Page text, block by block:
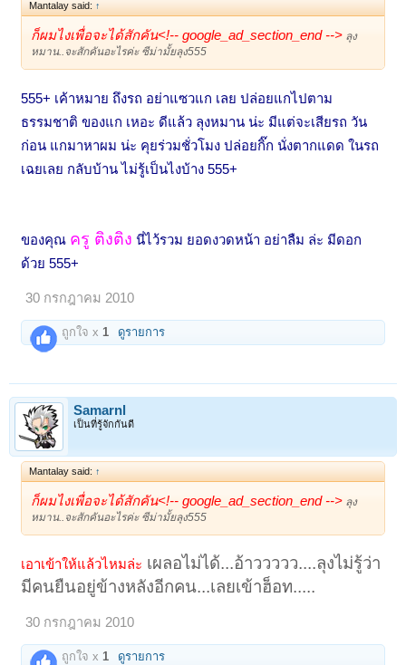
Mantalay said: ↑
ก็ผมไงเพื่อจะได้สักคัน<!-- google_ad_section_end --> ลุง
หมาน..จะสักคันอะไรค่ะ ซีม่ามั้ยลุง555
555+ เค้าหมาย ถึงรถ อย่าแซวแก เลย ปล่อยแกไปตาม
ธรรมชาติ ของแก เหอะ ดีแล้ว ลุงหมาน น่ะ มีแต่จะเสียรถ วัน
ก่อน แกมาหาผม น่ะ คุยร่วมชั่วโมง ปล่อยกิ๊ก นั่งตากแดด ในรถ
เฉยเลย กลับบ้าน ไม่รู้เป็นไงบ้าง 555+
ของคุณ ครู ติงติง นี่ไว้รวม ยอดงวดหน้า อย่าลืม ล่ะ มีดอก
ด้วย 555+
30 กรกฎาคม 2010
ถูกใจ x1 ดูรายการ
Samarnl
เป็นที่รู้จักกันดี
Mantalay said: ↑
ก็ผมไงเพื่อจะได้สักคัน<!-- google_ad_section_end --> ลุง
หมาน..จะสักคันอะไรค่ะ ซีม่ามั้ยลุง555
เอาเข้าให้แล้วไหมล่ะ เผลอไม่ได้...อ้าววววว....ลุงไม่รู้ว่า
มีคนยืนอยู่ข้างหลังอีกคน...เลยเข้าฮ็อท.....
30 กรกฎาคม 2010
ถูกใจ x1 ดูรายการ